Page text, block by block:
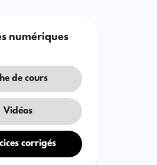
numériques
de cours
Vidéos
corrigés